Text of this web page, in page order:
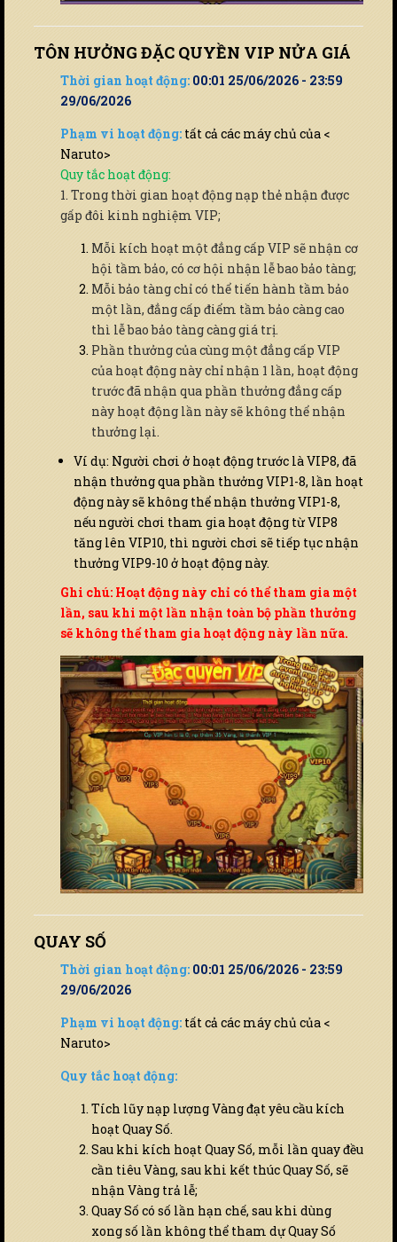
TÔN HƯỞNG ĐẶC QUYỀN VIP NỬA GIÁ
Thời gian hoạt động: 00:01 25/06/2026 - 23:59
29/06/2026
Phạm vi hoạt động: tất cả các máy chủ của <
Naruto>
Quy tắc hoạt động:
1. Trong thời gian hoạt động nạp thẻ nhận được
gấp đôi kinh nghiệm VIP;
Mỗi kích hoạt một đẳng cấp VIP sẽ nhận cơ
hội tầm bảo, có cơ hội nhận lễ bao bảo tàng;
Mỗi bảo tàng chỉ có thể tiến hành tầm bảo
một lần, đẳng cấp điểm tầm bảo càng cao
thì lễ bao bảo tàng càng giá trị.
Phần thưởng của cùng một đẳng cấp VIP
của hoạt động này chỉ nhận 1 lần, hoạt động
trước đã nhận qua phần thưởng đẳng cấp
này hoạt động lần này sẽ không thể nhận
thưởng lại.
Ví dụ: Người chơi ở hoạt động trước là VIP8, đã
nhận thưởng qua phần thưởng VIP1-8, lần hoạt
động này sẽ không thể nhận thưởng VIP1-8,
nếu người chơi tham gia hoạt động từ VIP8
tăng lên VIP10, thì người chơi sẽ tiếp tục nhận
thưởng VIP9-10 ở hoạt động này.
Ghi chú: Hoạt động này chỉ có thể tham gia một
lần, sau khi một lần nhận toàn bộ phần thưởng
sẽ không thể tham gia hoạt động này lần nữa.
QUAY SỐ
Thời gian hoạt động: 00:01 25/06/2026 - 23:59
29/06/2026
Phạm vi hoạt động: tất cả các máy chủ của <
Naruto>
Quy tắc hoạt động:
Tích lũy nạp lượng Vàng đạt yêu cầu kích
hoạt Quay Số.
Sau khi kích hoạt Quay Số, mỗi lần quay đều
cần tiêu Vàng, sau khi kết thúc Quay Số, sẽ
nhận Vàng trả lễ;
Quay Số có số lần hạn chế, sau khi dùng
xong số lần không thể tham dự Quay Số